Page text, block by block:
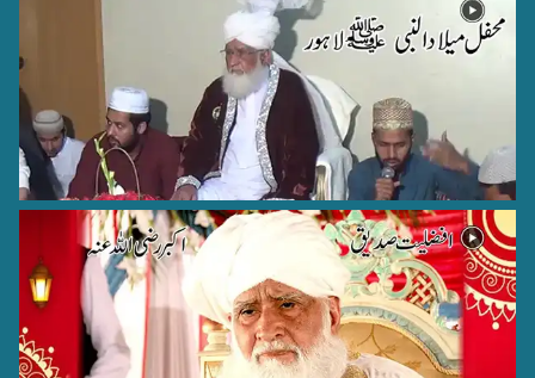
Hazrat Sirri Saqti (Radi Allah Anhu)
Baghdad Shareef - 13